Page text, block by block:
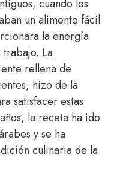
cuando los
un alimento fácil
la energía
trabajo. La
rellena de
hizo de la
satisfacer estas
la receta ha ido
y se ha
culinaria de la